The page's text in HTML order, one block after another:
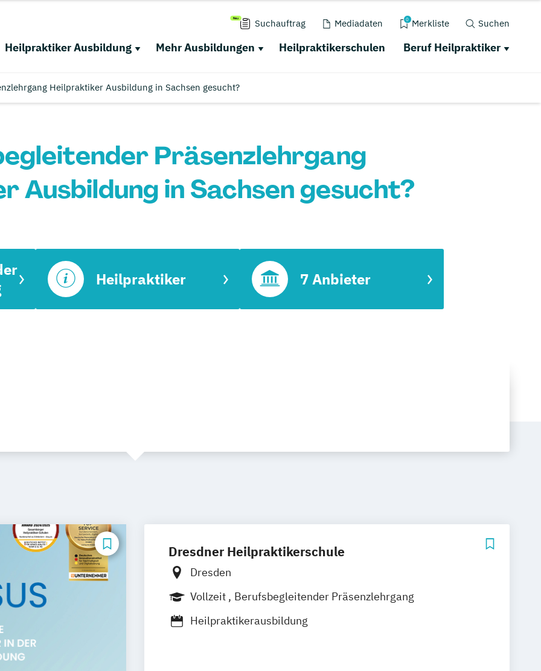
Suchauftrag Mediadaten 0 Merkliste Suchen
Heilpraktiker Ausbildung Mehr Ausbildungen Heilpraktikerschulen Beruf Heilpraktiker
Heilpraktiker Ausbildung in Sachsen gesucht?
Präsenzlehrgang
Ausbildung in Sachsen gesucht?
Heilpraktiker 7 Anbieter
Dresdner Heilpraktikerschule
Dresden
Vollzeit
Berufsbegleitender Präsenzlehrgang
Heilpraktikerausbildung